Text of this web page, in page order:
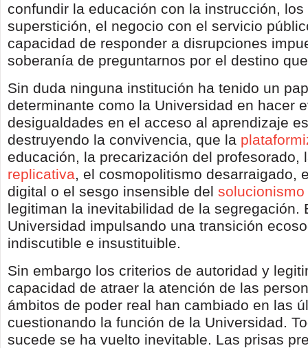
confundir la educación con la instrucción,
superstición, el negocio con el servicio
capacidad de responder a disrupciones
soberanía de preguntarnos por el destino
Sin duda ninguna institución ha tenido un
determinante como la Universidad en hacer
desigualdades en el acceso al aprendizaje
destruyendo la convivencia, que la
educación, la precarización del profesorado,
replicativa, el cosmopolitismo desarraigado,
digital o el sesgo insensible del
legitiman la inevitabilidad de la segregación.
Universidad impulsando una transición
indiscutible e insustituible.
Sin embargo los criterios de autoridad y
capacidad de atraer la atención de las
ámbitos de poder real han cambiado en las
cuestionando la función de la Universidad.
sucede se ha vuelto inevitable. Las prisas